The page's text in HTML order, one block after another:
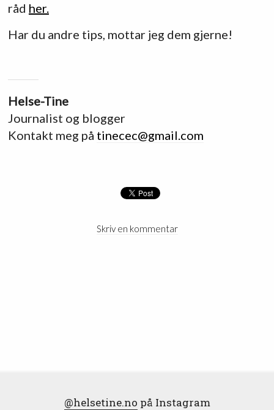
råd her.
Har du andre tips, mottar jeg dem gjerne!
Helse-Tine
Journalist og blogger
Kontakt meg på tinecec@gmail.com
Skriv en kommentar
@helsetine.no på Instagram